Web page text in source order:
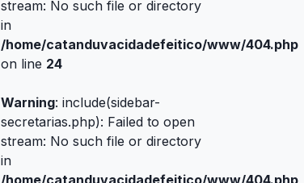
stream: No such file or directory
in
/home/catanduvacidadefeitico/www/404.php
on line 24
Warning: include(sidebar-
secretarias.php): Failed to open
stream: No such file or directory
in
/home/catanduvacidadefeitico/www/404.php